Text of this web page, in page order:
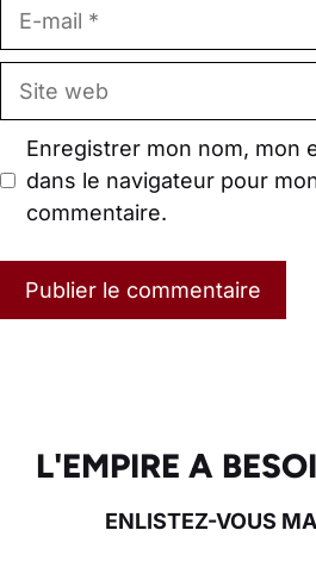
Site
web
Enregistrer mon nom, mon
dans le navigateur pour
commentaire.
L'EMPIRE A
ENLISTEZ-VOUS